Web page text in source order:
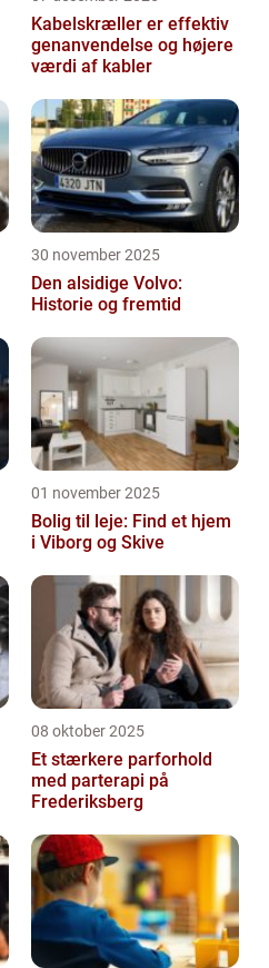
Kabelskræller er effektiv
genanvendelse og højere
værdi af kabler
30 november 2025
Den alsidige Volvo:
Historie og fremtid
01 november 2025
Bolig til leje: Find et hjem
i Viborg og Skive
08 oktober 2025
Et stærkere parforhold
med parterapi på
Frederiksberg